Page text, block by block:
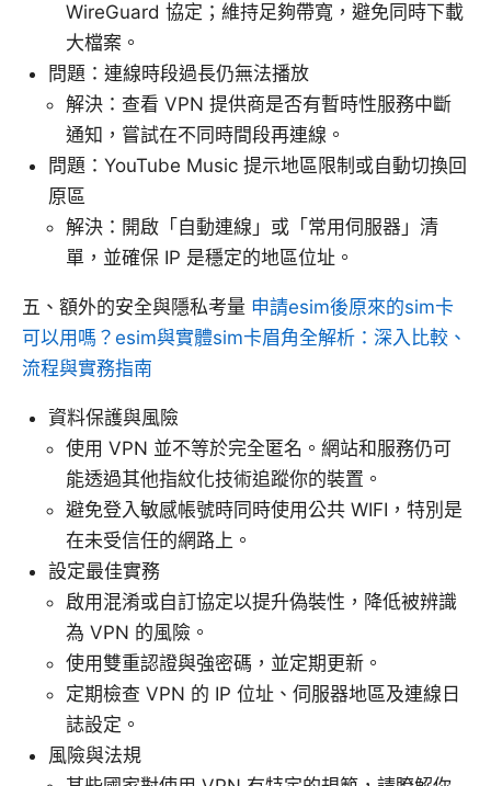
WireGuard 協定；維持足夠帶寬，避免同時下載
大檔案。
問題：連線時段過長仍無法播放
解決：查看 VPN 提供商是否有暫時性服務中斷
通知，嘗試在不同時間段再連線。
問題：YouTube Music 提示地區限制或自動切換回
原區
解決：開啟「自動連線」或「常用伺服器」清
單，並確保 IP 是穩定的地區位址。
五、額外的安全與隱私考量 申請esim後原來的sim卡
可以用嗎？esim與實體sim卡眉角全解析：深入比較、
流程與實務指南
資料保護與風險
使用 VPN 並不等於完全匿名。網站和服務仍可
能透過其他指紋化技術追蹤你的裝置。
避免登入敏感帳號時同時使用公共 WIFI，特別是
在未受信任的網路上。
設定最佳實務
啟用混淆或自訂協定以提升偽裝性，降低被辨識
為 VPN 的風險。
使用雙重認證與強密碼，並定期更新。
定期檢查 VPN 的 IP 位址、伺服器地區及連線日
誌設定。
風險與法規